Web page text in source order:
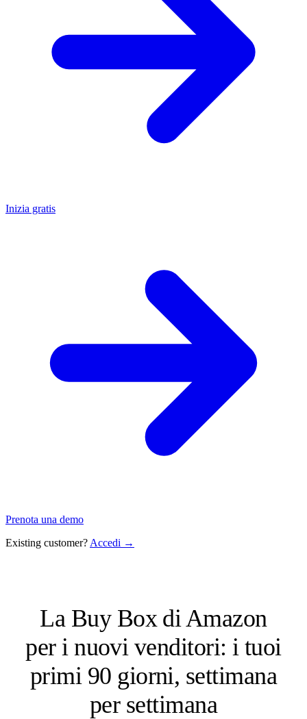
Inizia gratis
Prenota una demo
Existing customer? Accedi →
La Buy Box di Amazon
per i nuovi venditori: i tuoi
primi 90 giorni, settimana
per settimana